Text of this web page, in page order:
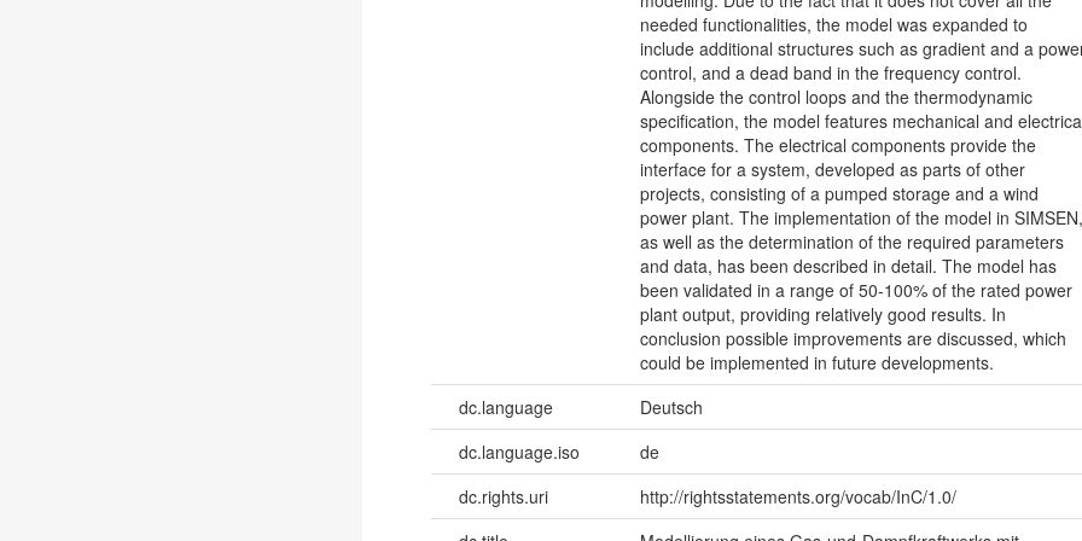
needed functionalities, the model was expanded to
include additional structures such as gradient and a
control, and a dead band in the frequency control.
Alongside the control loops and the thermodynamic
specification, the model features mechanical and
components. The electrical components provide the
interface for a system, developed as parts of other
projects, consisting of a pumped storage and a wind
power plant. The implementation of the model in SIMSEN,
as well as the determination of the required parameters
and data, has been described in detail. The model has
been validated in a range of 50-100% of the rated power
plant output, providing relatively good results. In
conclusion possible improvements are discussed, which
could be implemented in future developments.
dc.language Deutsch
dc.language.iso
de
dc.rights.uri
http://rightsstatements.org/vocab/InC/1.0/